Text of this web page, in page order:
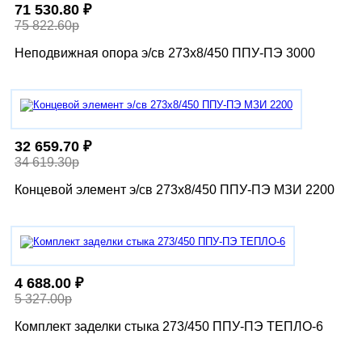
71 530.80 ₽
75 822.60р
Неподвижная опора э/св 273х8/450 ППУ-ПЭ 3000
32 659.70 ₽
34 619.30р
Концевой элемент э/св 273х8/450 ППУ-ПЭ МЗИ 2200
4 688.00 ₽
5 327.00р
Комплект заделки стыка 273/450 ППУ-ПЭ ТЕПЛО-6